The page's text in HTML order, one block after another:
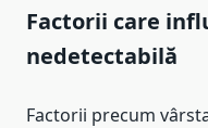
Factorii care
nedetectabilă
Factorii precum